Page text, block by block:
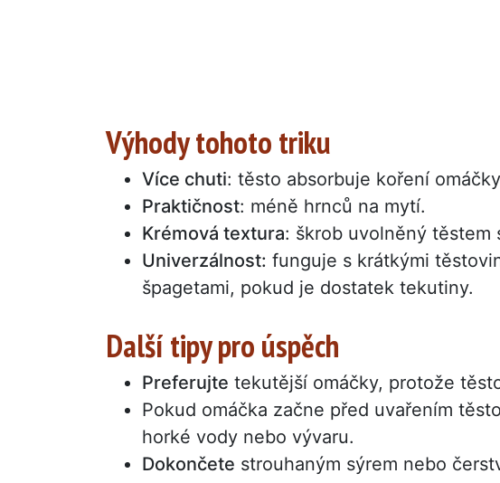
Výhody tohoto triku
Více chuti: těsto absorbuje koření
Praktičnost: méně hrnců na mytí.
Krémová textura: škrob uvolněný těstem
Univerzálnost: funguje s krátkými
špagetami, pokud je dostatek tekutiny.
Další tipy pro úspěch
Preferujte tekutější omáčky, protože
Pokud omáčka začne před uvařením
horké vody nebo vývaru.
Dokončete strouhaným sýrem nebo